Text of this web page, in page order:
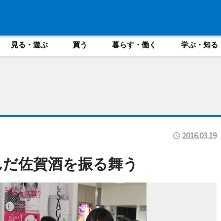
見る・遊ぶ 買う 暮らす・働く 学ぶ・知る
2016.03.19
佐賀酒を振る舞う